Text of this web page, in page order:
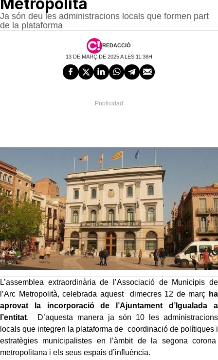
Ja són deu les administracions locals que formen part
de la plataforma
REDACCIÓ
13 DE MARÇ DE 2025 A LES 11:38H
L’assemblea extraordinària de l’Associació de Municipis de
l’Arc Metropolità, celebrada aquest dimecres 12 de març ha
aprovat la incorporació de l’Ajuntament d’Igualada a
l’entitat. D’aquesta manera ja són 10 les administracions
locals que integren la plataforma de coordinació de polítiques i
estratègies municipalistes en l’àmbit de la segona corona
metropolitana i els seus espais d’influència.